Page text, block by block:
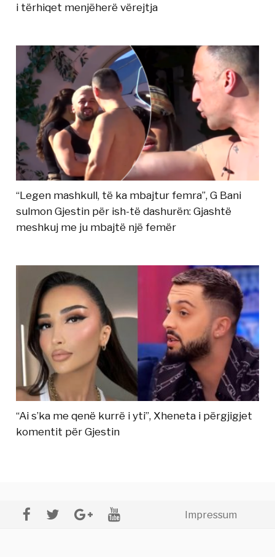
i tërhiqet menjëherë vërejtja
“Legen mashkull, të ka mbajtur femra”, G Bani
sulmon Gjestin për ish-të dashurën: Gjashtë
meshkuj me ju mbajtë një femër
“Ai s’ka me qenë kurrë i yti”, Xheneta i përgjigjet
komentit për Gjestin
Impressum